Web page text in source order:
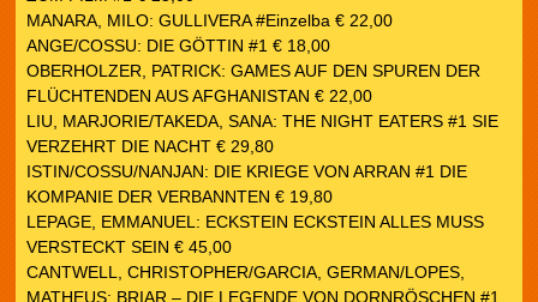
MANARA, MILO: GULLIVERA #Einzelba € 22,00
ANGE/COSSU: DIE GÖTTIN #1 € 18,00
OBERHOLZER, PATRICK: GAMES AUF DEN SPUREN DER
FLÜCHTENDEN AUS AFGHANISTAN € 22,00
LIU, MARJORIE/TAKEDA, SANA: THE NIGHT EATERS #1 SIE
VERZEHRT DIE NACHT € 29,80
ISTIN/COSSU/NANJAN: DIE KRIEGE VON ARRAN #1 DIE
KOMPANIE DER VERBANNTEN € 19,80
LEPAGE, EMMANUEL: ECKSTEIN ECKSTEIN ALLES MUSS
VERSTECKT SEIN € 45,00
CANTWELL, CHRISTOPHER/GARCIA, GERMAN/LOPES,
MATHEUS: BRIAR – DIE LEGENDE VON DORNRÖSCHEN #1